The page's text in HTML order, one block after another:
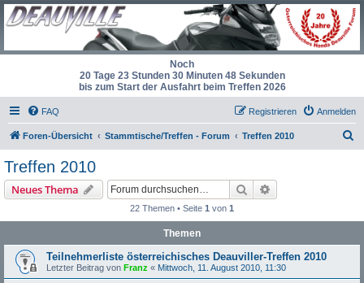
Noch
20 Tage 23 Stunden 30 Minuten 48 Sekunden
bis zum Start der Ausfahrt beim Treffen 2026
FAQ Anmelden
Registrieren
Foren-Übersicht Stammtische/Treffen - Forum Treffen 2010
Treffen 2010
Neues Thema Suche
22 Themen • Seite 1 von 1
Themen
Teilnehmerliste österreichisches Deauviller-Treffen 2010
Letzter Beitrag von Franz « Mittwoch, 11. August 2010, 11:30